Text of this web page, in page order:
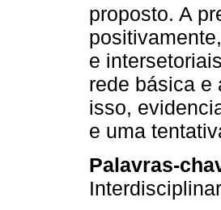
proposto. A
e
rede básica e
isso,
e uma
Palavras-